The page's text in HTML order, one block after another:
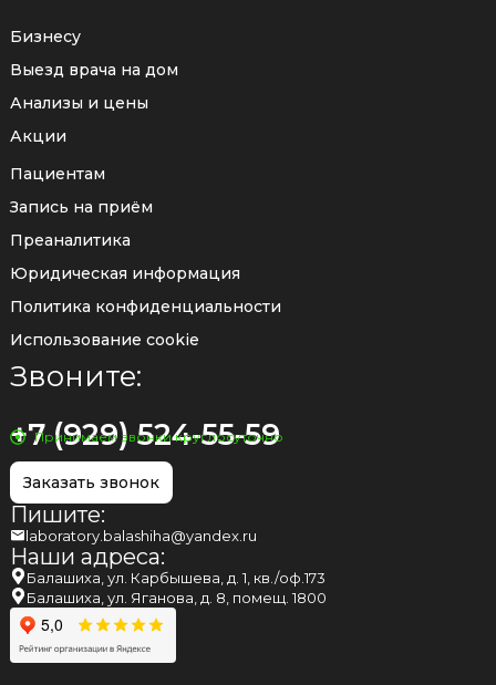
Бизнесу
Выезд врача на дом
Анализы и цены
Акции
Пациентам
Запись на приём
Преаналитика
Юридическая информация
Политика конфиденциальности
Использование cookie
Звоните:
+7 (929) 524-55-59
Принимаем звонки круглосуточно
Заказать звонок
Пишите:
laboratory.balashiha@yandex.ru
Наши адреса:
Балашиха, ул. Карбышева, д. 1, кв./оф.173
Балашиха, ул. Яганова, д. 8, помещ. 1800